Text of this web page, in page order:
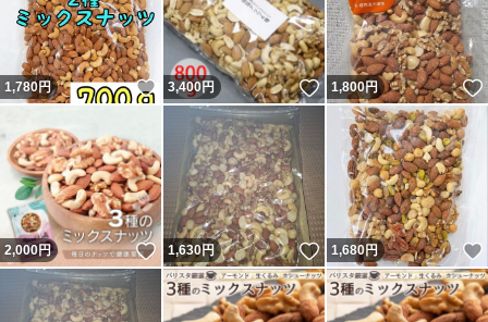
1,780円 いいね！
3,400円 いいね！
1,800円
2,000円 いいね！
1,630円 いいね！
1,680円